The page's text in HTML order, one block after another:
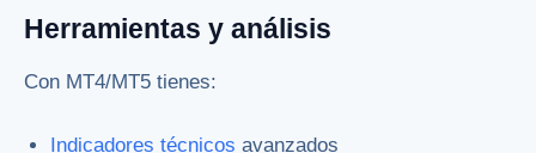
Herramientas y análisis
Con MT4/MT5 tienes:
Indicadores técnicos avanzados